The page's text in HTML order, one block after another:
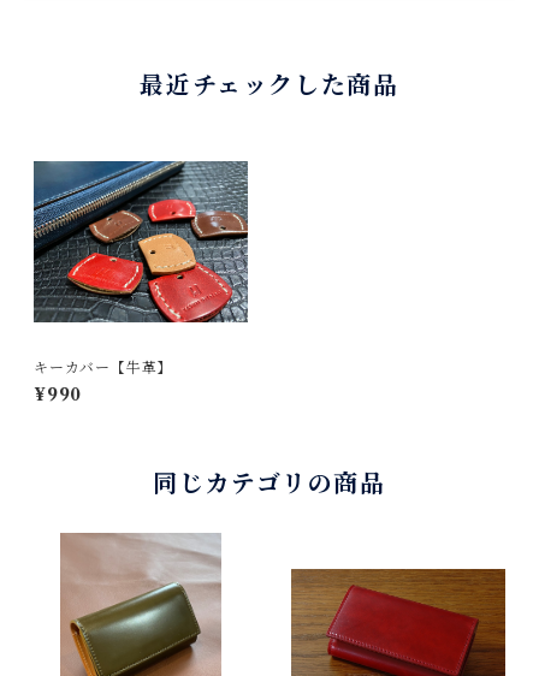
最近チェックした商品
キーカバー【牛革】
¥990
同じカテゴリの商品